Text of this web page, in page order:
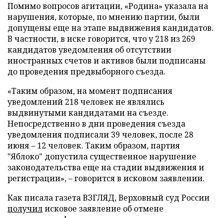
Помимо вопросов агитации, «Родина» указала на
нарушения, которые, по мнению партии, были
допущены еще на этапе выдвижения кандидатов.
В частности, в иске говорится, что у 218 из 269
кандидатов уведомления об отсутствии
иностранных счетов и активов были подписаны
до проведения предвыборного съезда.
«Таким образом, на момент подписания
уведомлений 218 человек не являлись
выдвинутыми кандидатами на съезде.
Непосредственно в дни проведения съезда
уведомления подписали 39 человек, после 28
июня – 12 человек. Таким образом, партия
"Яблоко" допустила существенное нарушение
законодательства еще на стадии выдвижения и
регистрации», – говорится в исковом заявлении.
Как писала газета ВЗГЛЯД, Верховный суд России
получилисковое заявление об отмене